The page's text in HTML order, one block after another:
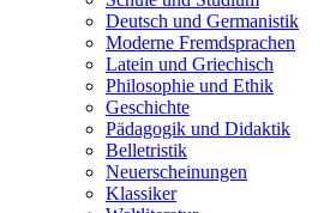
Deutsch und Germanistik
Moderne Fremdsprachen
Latein und Griechisch
Philosophie und Ethik
Geschichte
Pädagogik und Didaktik
Belletristik
Neuerscheinungen
Klassiker